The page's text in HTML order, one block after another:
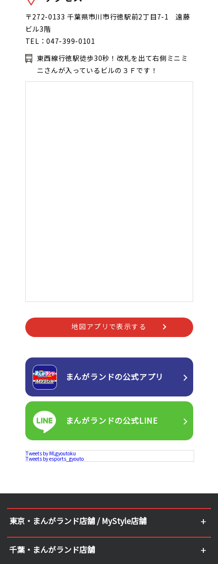
〒272-0133 千葉県市川市行徳駅前2丁目7-1 遠藤
ビル3階
TEL：047-399-0101
東西線行徳駅徒歩30秒！改札を出て右側ミニミ
ニさんが入っているビルの３Ｆです！
地図アプリで表示する
まんがランドの公式アプリ
まんがランドの公式LINE
Tweets by MLgyoutoku
Tweets by esports_gyouto
東京・まんがランド店舗 / MyStyle店舗
千葉・まんがランド店舗